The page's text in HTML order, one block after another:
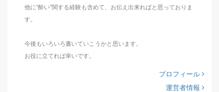
他に”酔い”関する経験も含めて、お伝え出来ればと思っておりま
す。
今後もいろいろ書いていこうかと思います。
お役に立てれば幸いです。
プロフィール
運営者情報